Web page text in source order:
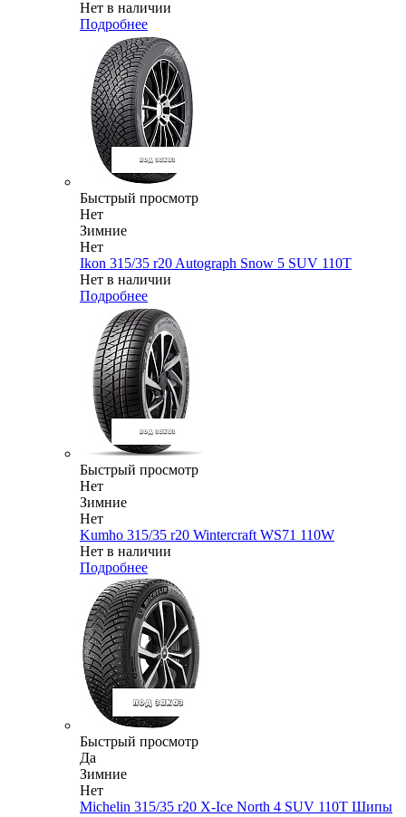
Нет в наличии
Подробнее
Быстрый просмотр
Нет
Зимние
Нет
Ikon 315/35 r20 Autograph Snow 5 SUV 110T
Нет в наличии
Подробнее
Быстрый просмотр
Нет
Зимние
Нет
Kumho 315/35 r20 Wintercraft WS71 110W
Нет в наличии
Подробнее
Быстрый просмотр
Да
Зимние
Нет
Michelin 315/35 r20 X-Ice North 4 SUV 110T Шипы